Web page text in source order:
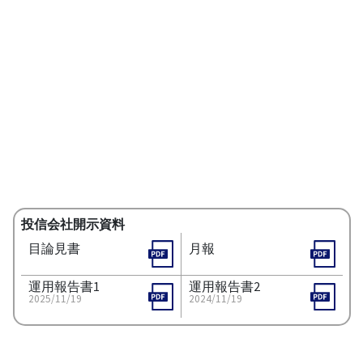
投信会社開示資料
目論見書
月報
運用報告書1
2025/11/19
運用報告書2
2024/11/19